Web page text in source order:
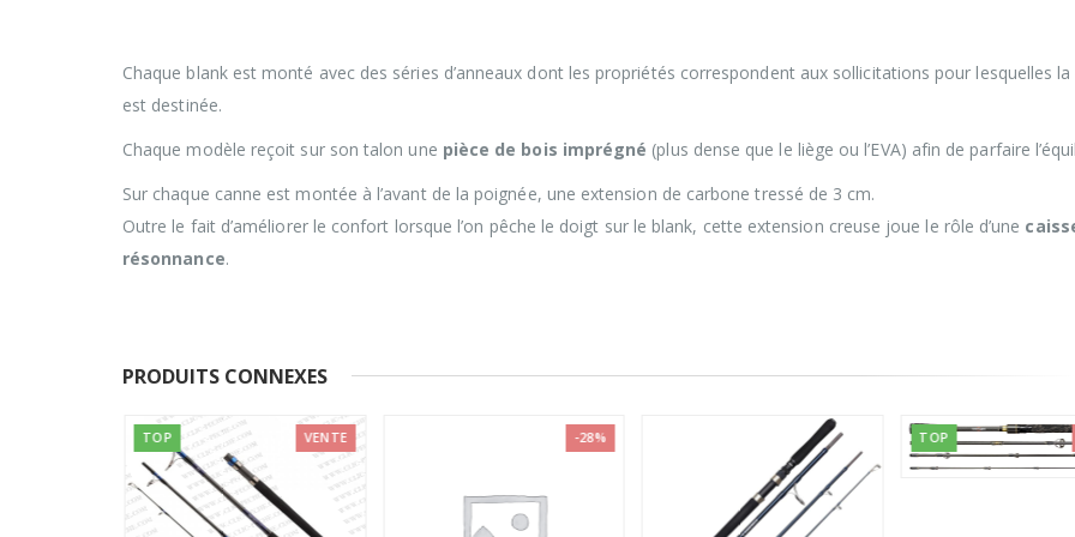
Chaque blank est monté avec des séries d’anneaux dont les propriétés correspondent aux sollicitations pour lesquelles la
est destinée.
Chaque modèle reçoit sur son talon une pièce de bois imprégné (plus dense que le liège ou l’EVA) afin de parfaire
Sur chaque canne est montée à l’avant de la poignée, une extension de carbone tressé de 3 cm.
Outre le fait d’améliorer le confort lorsque l’on pêche le doigt sur le blank, cette extension creuse joue le rôle d’une
résonnance.
PRODUITS CONNEXES
TOP VENTE -28% TOP